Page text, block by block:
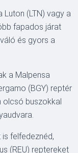
Luton (LTN) vagy a
fapados járat
és gyors a
a Malpensa
(BGY) reptér
olcsó buszokkal
felfedeznéd,
(REU) reptereket